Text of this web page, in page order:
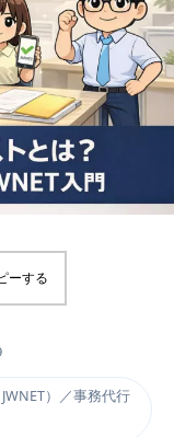
ーする
）／事務代行